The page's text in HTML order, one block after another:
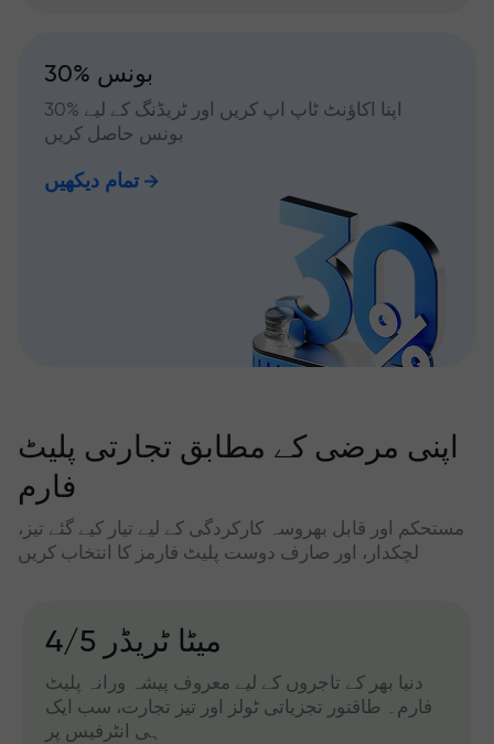
30% بونس
اپنا اکاؤنٹ ٹاپ اپ کریں اور ٹریڈنگ کے لیے %30
بونس حاصل کریں
تمام دیکھیں
اپنی مرضی کے مطابق تجارتی پلیٹ
فارم
مستحکم اور قابل بھروسہ کارکردگی کے لیے تیار کیے گئے تیز،
لچکدار، اور صارف دوست پلیٹ فارمز کا انتخاب کریں
میٹا ٹریڈر 4/5
دنیا بھر کے تاجروں کے لیے معروف پیشہ ورانہ پلیٹ
فارم۔ طاقتور تجزیاتی ٹولز اور تیز تجارت، سب ایک
ہی انٹرفیس پر